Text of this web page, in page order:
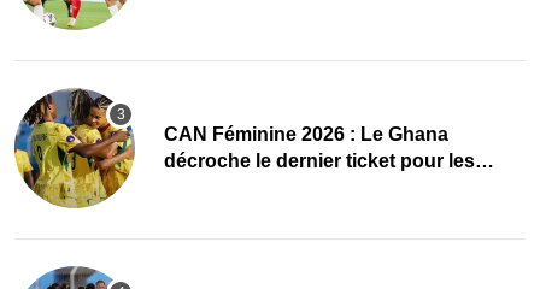
CAN Féminine 2026 : Le Ghana
décroche le dernier ticket pour les